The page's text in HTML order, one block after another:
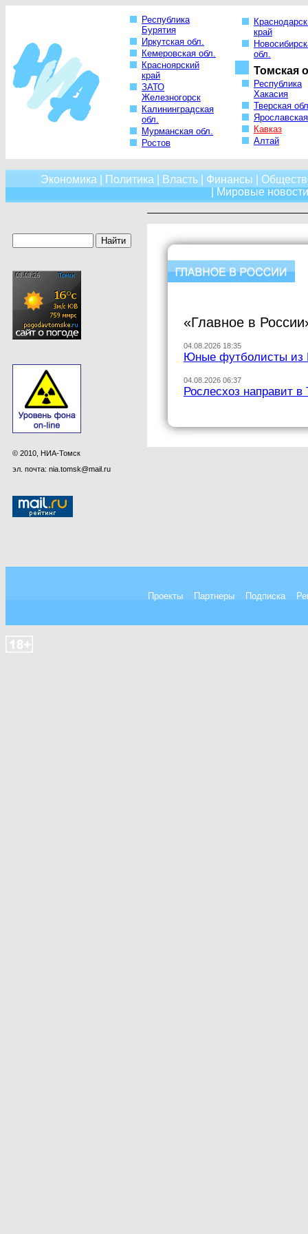
Республика
Бурятия
Иркутская обл.
Кемеровская обл.
Красноярский
край
ЗАТО
Железногорск
Калининградская
обл.
Мурманская обл.
Ростов
край
обл.
Томская
Республика
Хакасия
Тверская
Кавказ
Алтай
Экономика Политика Власть Финансы
Мировые новости
© 2010, НИА-Томск
эл. почта: nia.tomsk@mail.ru
«Главное в
04.08.2026 18:35
Юные футболисты из
04.08.2026 06:37
Рослесхоз направит
Проекты Партнеры Подписка